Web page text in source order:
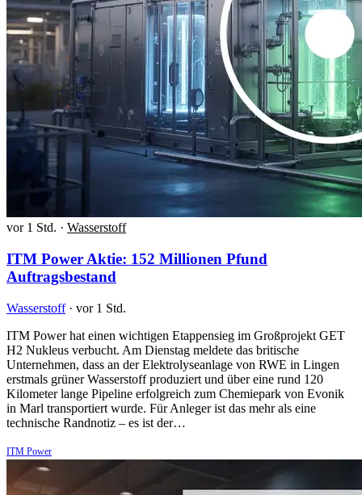
vor 1 Std. · Wasserstoff
ITM Power Aktie: 152 Millionen Pfund
Auftragsbestand
Wasserstoff · vor 1 Std.
ITM Power hat einen wichtigen Etappensieg im Großprojekt GET
H2 Nukleus verbucht. Am Dienstag meldete das britische
Unternehmen, dass an der Elektrolyseanlage von RWE in Lingen
erstmals grüner Wasserstoff produziert und über eine rund 120
Kilometer lange Pipeline erfolgreich zum Chemiepark von Evonik
in Marl transportiert wurde. Für Anleger ist das mehr als eine
technische Randnotiz – es ist der…
ITM Power